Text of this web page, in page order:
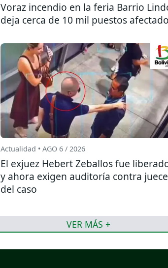
Voraz incendio en la feria Barrio
deja cerca de 10 mil puestos
Actualidad • AGO 6 / 2026
El exjuez Hebert Zeballos fue
y ahora exigen auditoría contra
del caso
VER MÁS +